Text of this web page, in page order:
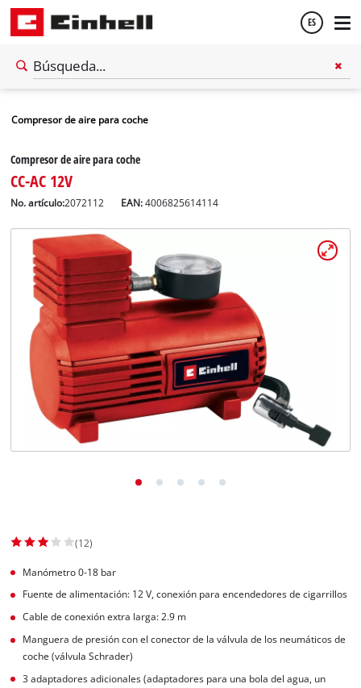
ES
Compresor de aire para coche
Compresor de aire para coche
CC-AC 12V
No. artículo:2072112 EAN:4006825614114
(12)
Manómetro 0-18 bar
Fuente de alimentación: 12 V, conexión para encendedores de cigarrillos
Cable de conexión extra larga: 2.9 m
Manguera de presión con el conector de la válvula de los neumáticos de
coche (válvula Schrader)
3 adaptadores adicionales (adaptadores para una bola del agua, un